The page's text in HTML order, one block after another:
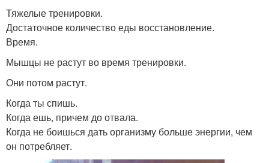
Тяжелые тренировки.
Достаточное количество еды восстановление.
Время.
Мышцы не растут во время тренировки.
Они потом растут.
Когда ты спишь.
Когда ешь, причем до отвала.
Когда не боишься дать организму больше энергии, чем
он потребляет.